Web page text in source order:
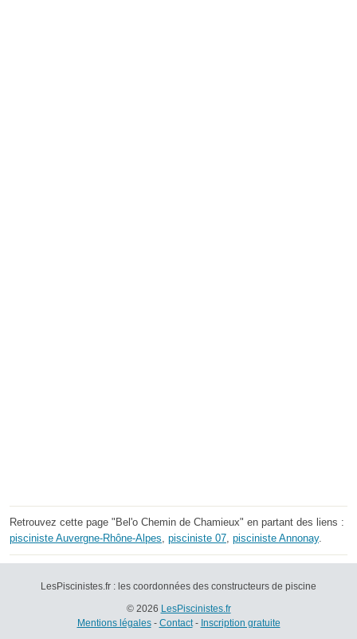
Retrouvez cette page "Bel'o Chemin de Chamieux" en partant des liens :
pisciniste Auvergne-Rhône-Alpes pisciniste 07 pisciniste Annonay.
LesPiscinistes.fr : les coordonnées des constructeurs de piscine
© 2026 LesPiscinistes.fr
Mentions légales- Contact- Inscription gratuite